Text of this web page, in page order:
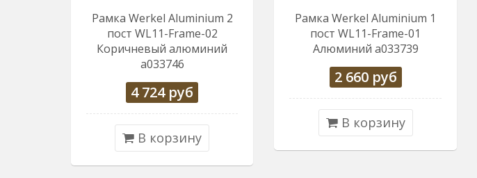
Рамка Werkel Aluminium 2
пост WL11-Frame-02
Коричневый алюминий
a033746
4 724руб
В корзину
Рамка Werkel Aluminium 1
пост WL11-Frame-01
Алюминий a033739
2 660руб
В корзину